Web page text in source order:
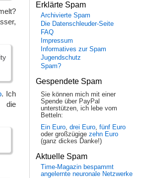
. Ich
die
Erklärte Spam
Archivierte Spam
Die Datenschleuder-Seite
FAQ
Impressum
Informatives zur Spam
Jugendschutz
Spam?
Gespendete Spam
Sie können mich mit einer
Spende über PayPal
unterstützen, ich lebe vom
Betteln:
Ein Euro, drei Euro, fünf Euro
oder großzügige zehn Euro
(ganz dickes Danke!)
Aktuelle Spam
Time-Magazin bespammt
angelernte neuronale Netzwerke